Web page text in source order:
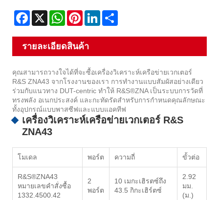
Facebook
X WhatsAppPinterestLinkedIn
รายละเอียดสินค้า
คุณสามารถวางใจได้ที่จะซื้อเครื่องวิเคราะห์เครือข่ายเวกเตอร์
R&S ZNA43 จากโรงงานของเรา การทำงานแบบสัมผัสอย่างเดียว
ร่วมกับแนวทาง DUT-centric ทำให้ R&S®ZNA เป็นระบบการวัดที่
ทรงพลัง อเนกประสงค์ และกะทัดรัดสำหรับการกำหนดคุณลักษณะ
ทั้งอุปกรณ์แบบพาสซีฟและแบบแอคทีฟ
เครื่องวิเคราะห์เครือข่ายเวกเตอร์ R&S
ZNA43
โมเดล พอร์ต ความถี่ ขั้วต่อ
R&S®ZNA43
หมายเลขคำสั่งซื้อ
1332.4500.42
2
พอร์ต
10 เมกะเฮิรตซ์ถึง
43.5 กิกะเฮิร์ตซ์
2.92
มม.
(ม.)